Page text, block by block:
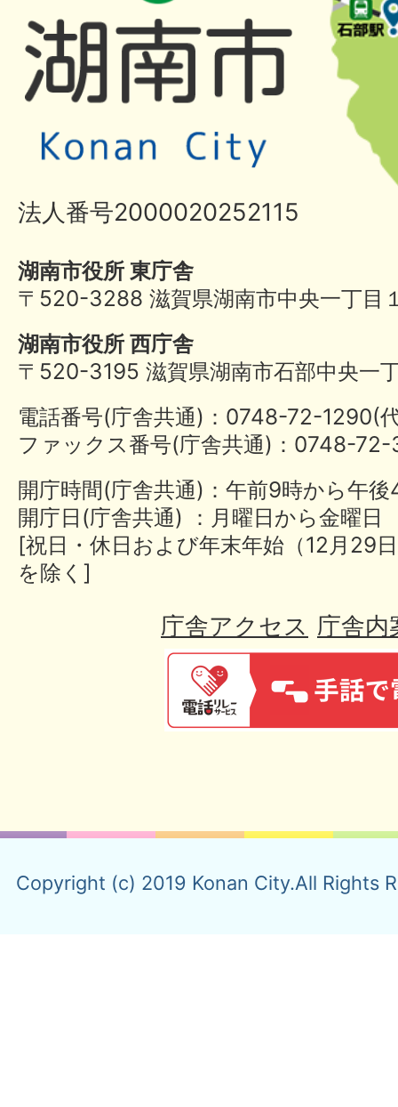
法人番号2000020252115
湖南市役所 東庁舎
〒520-3288 滋賀県湖南市中央一丁目
湖南市役所 西庁舎
〒520-3195 滋賀県湖南市石部中央一
電話番号(庁舎共通)：0748-72-
ファックス番号(庁舎共通)：0748-
開庁時間(庁舎共通)：午前9時から午
開庁日(庁舎共通) ：月曜日から金曜日
[祝日・休日および年末年始（12月29
を除く]
庁舎アクセス 庁舎内
Copyright (c) 2019 Konan City.All Rights